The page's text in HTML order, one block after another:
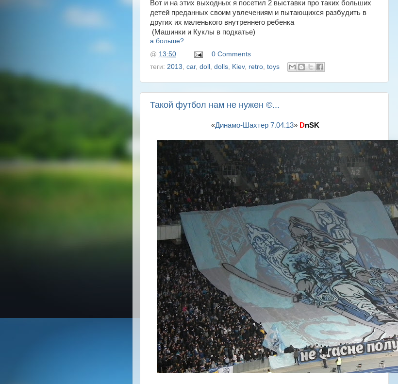
Вот и на этих выходных я посетил 2 выставки про таких больших
детей преданных своим увлечениям и пытающихся разбудить в
других их маленького внутреннего ребенка
(Машинки и Куклы в подкатье)
а больше?
@ 13:50
0 Comments
теги: 2013 car, doll, dolls, Kiev, retro, toys
Такой футбол нам не нужен ©...
«Динамо-Шахтер 7.04.13» DnSK